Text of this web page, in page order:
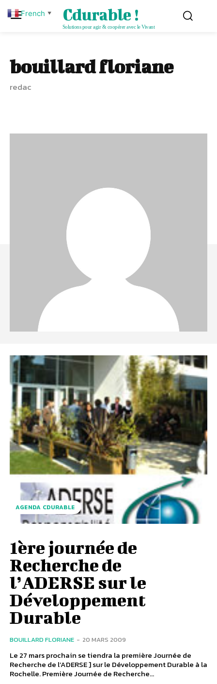
Cdurable !
Solutions pour agir & coopérer avec le Vivant
bouillard floriane
redac
AGENDA CDURABLE
1ère journée de
Recherche de
l’ADERSE sur le
Développement
Durable
BOUILLARD FLORIANE - 20 MARS 2009
Le 27 mars prochain se tiendra la première Journée de
Recherche de l’ADERSE ] sur le Développement Durable à la
Rochelle. Première Journée de Recherche...
French ▼